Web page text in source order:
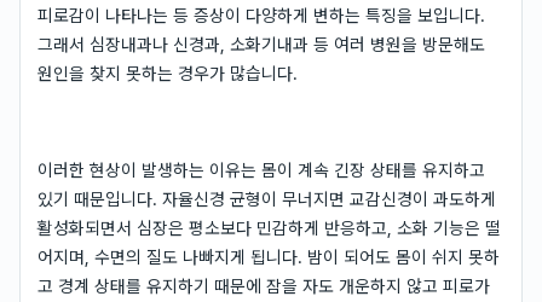
피로감이 나타나는 등 증상이 다양하게 변하는 특징을 보입니다.
그래서 심장내과나 신경과, 소화기내과 등 여러 병원을 방문해도
원인을 찾지 못하는 경우가 많습니다.
이러한 현상이 발생하는 이유는 몸이 계속 긴장 상태를 유지하고
있기 때문입니다. 자율신경 균형이 무너지면 교감신경이 과도하게
활성화되면서 심장은 평소보다 민감하게 반응하고, 소화 기능은 떨
어지며, 수면의 질도 나빠지게 됩니다. 밤이 되어도 몸이 쉬지 못하
고 경계 상태를 유지하기 때문에 잠을 자도 개운하지 않고 피로가